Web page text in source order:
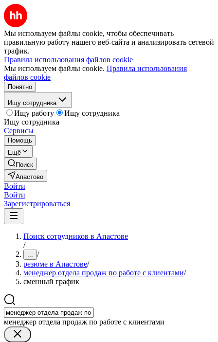
Мы используем файлы cookie, чтобы обеспечивать
правильную работу нашего веб-сайта и анализировать сетевой
трафик.
Правила использования файлов cookie
Мы используем файлы cookie. Правила использования
файлов cookie
Понятно
Ищу сотрудника
Ищу работу
Ищу сотрудника
Ищу сотрудника
Сервисы
Помощь
Ещё
Поиск
Апастово
Войти
Войти
Зарегистрироваться
Поиск сотрудников в Апастове
/
... /
резюме в Апастове/
менеджер отдела продаж по работе с клиентами/
сменный график
менеджер отдела продаж по работе с клиентами